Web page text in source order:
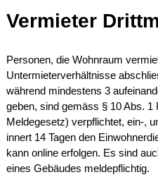
Vermieter
Personen, die Wohnraum
Untermieterverhältnisse
während mindestens 3
geben, sind gemäss § 10 Abs.
Meldegesetz) verpflichtet, ein-,
innert 14 Tagen den
kann online erfolgen. Es sind
eines Gebäudes meldepflichtig.